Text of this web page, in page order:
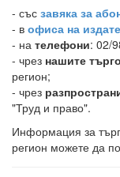
- със завяка за
- в офиса на
- на телефони: 02/
- чрез нашите
регион;
- чрез
"Труд и право".
Информация за
регион можете да